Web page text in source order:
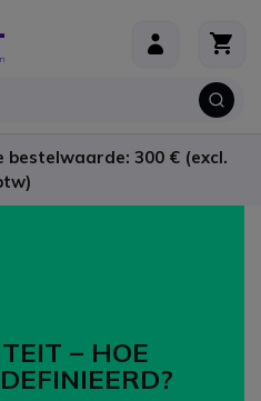
bestelwaarde: 300 € (excl.
– HOE